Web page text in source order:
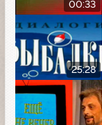
00:33
25:28